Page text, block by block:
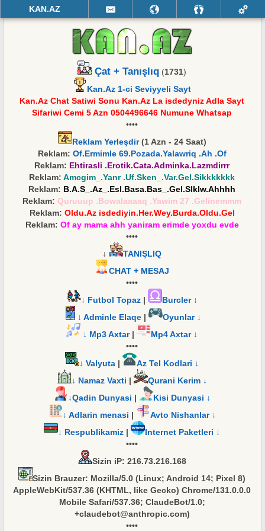
KAN.AZ
Çat + Tanışlıq (1731)
Kan.Az 1-ci Seviyyeli Sayt
Kan.Az Chat Satiwi Sonu Kan.Az La isdedyniz Adla Sayt
Sifariwi Cemi 5 Azn 0504496646 Numune Whatsap
••••
Reklam Yerleşdir(1 Azn - 24 Saat)
Reklam: Of.Ermimle 69.Pozada.Yalawriq .Ah .Of
Reklam: Ehtirasli .Erotik.Cata.Adminka.Lazmdirrr
Reklam: Amcgim_.Yanr .Uf.Sken_.Var.Gel.Sikkkkkkk
Reklam: B.A.S_.Az_.Esl.Basa.Bas_.Gel.SIkIw.Ahhhh
Reklam: Quruuup .Bowalaaaaq .Yawim 27 .Gelinemmm
Reklam: Oldu.Az isdediyin.Her.Wey.Burda.Oldu.Gel
Reklam: Of ay mama ahh yaniram erimde yoxdu evde
••••
↓
TANIŞLIQ
CHAT + MESAJ
••••
↓ Futbol Topaz|
Burcler ↓
↓ Adminle Elaqe |
Oyunlar ↓
↓ Mp3 Axtar|
Mp4 Axtar ↓
••••
↓ Valyuta |
Az Tel Kodlari ↓
↓ Namaz Vaxti |
Qurani Kerim ↓
↓Qadin Dunyasi |
Kisi Dunyasi ↓
↓ Adlarin menasi |
Avto Nishanlar ↓
↓ Respublikamiz |
Internet Paketleri ↓
••••
Sizin iP: 216.73.216.168
Sizin Brauzer: Mozilla/5.0 (Linux; Android 14; Pixel 8)
AppleWebKit/537.36 (KHTML, like Gecko) Chrome/131.0.0.0
Mobile Safari/537.36; ClaudeBot/1.0;
+claudebot@anthropic.com)
••••